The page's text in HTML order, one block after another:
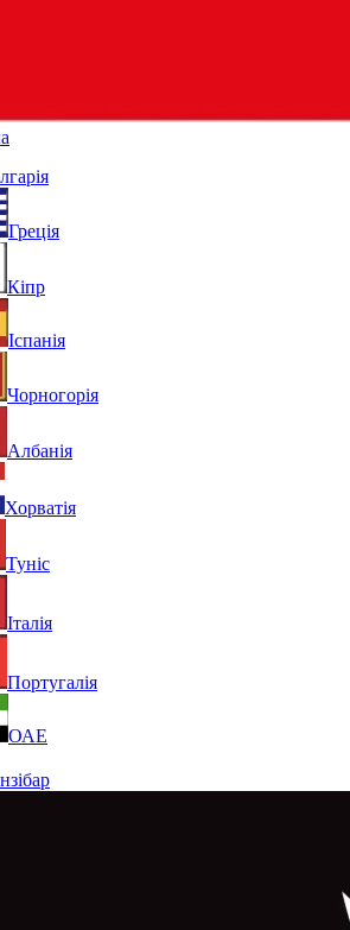
Греція
Кіпр
Іспанія
Чорногорія
Албанія
Хорватія
Туніс
Італія
Португалія
ОАЕ